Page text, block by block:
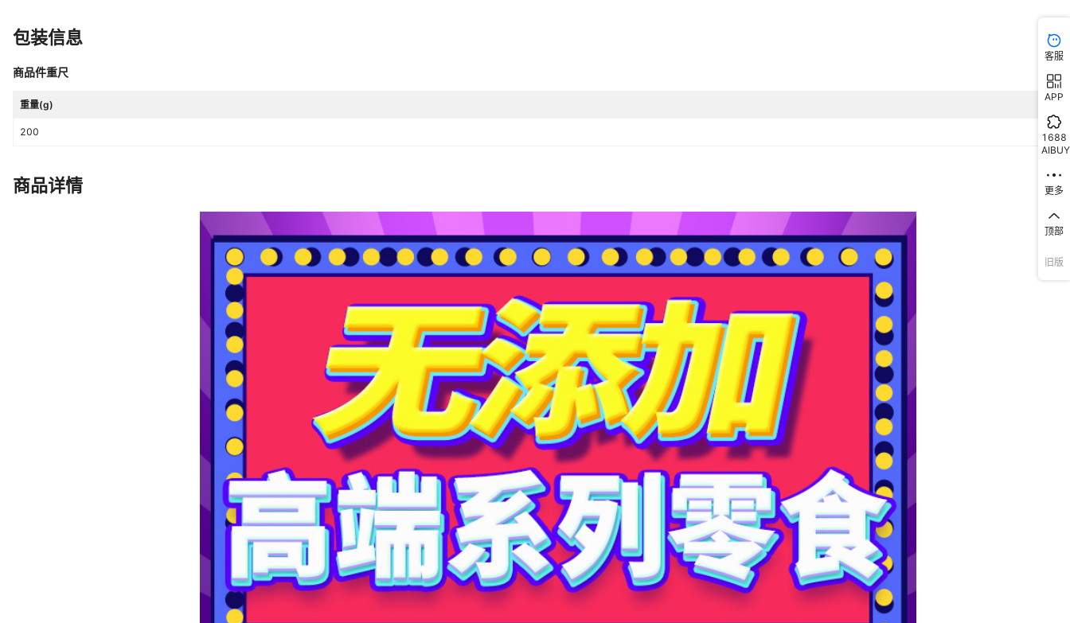
包装信息
商品件重尺
重量(g)
200
商品详情
客服
APP
1688
AIBUY
更多
顶部
旧版